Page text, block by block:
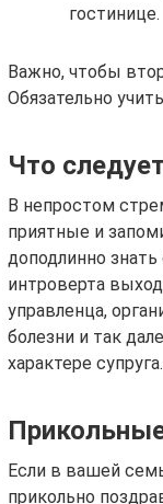
гостинице.
Важно, чтобы
Обязательно
Что
В непростом
приятные и
доподлинно
интроверта
управленца,
болезни и так
характере
Если в вашей
прикольно